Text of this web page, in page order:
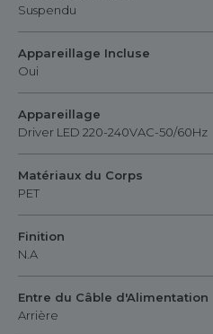
Suspendu
Appareillage Incluse
Oui
Appareillage
Driver LED 220-240VAC-50/60Hz
Matériaux du Corps
PET
Finition
N.A
Entre du Câble d'Alimentation
Arrière